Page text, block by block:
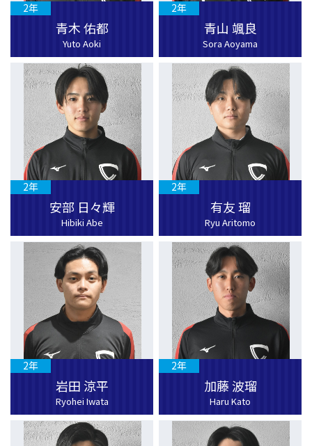
青木 佑都
Yuto Aoki
2年
青山 颯良
Sora Aoyama
2年
安部 日々輝
Hibiki Abe
2年
有友 瑠
Ryu Aritomo
2年
岩田 涼平
Ryohei Iwata
2年
加藤 波瑠
Haru Kato
2年